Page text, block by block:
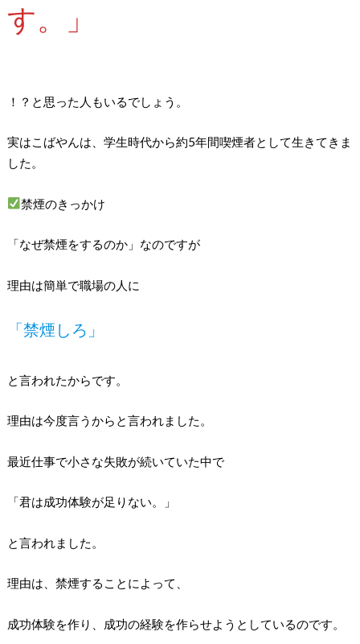
す。」
！？と思った人もいるでしょう。
実はこばやんは、学生時代から約5年間喫煙者として生きてきま
した。
禁煙のきっかけ
「なぜ禁煙をするのか」なのですが
理由は簡単で職場の人に
「禁煙しろ」
と言われたからです。
理由は今度言うからと言われました。
最近仕事で小さな失敗が続いていた中で
「君は成功体験が足りない。」
と言われました。
理由は、禁煙することによって、
成功体験を作り、成功の経験を作らせようとしているのです。